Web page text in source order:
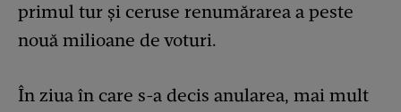
primul tur și ceruse renumărarea a peste
nouă milioane de voturi.
În ziua în care s-a decis anularea, mai mult